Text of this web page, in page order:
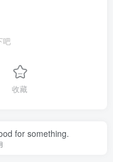
吧
收藏
for something.